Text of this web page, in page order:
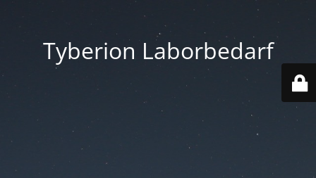
Tyberion Laborbedarf